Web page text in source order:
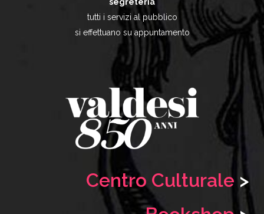
segreteria
tutti i servizi al pubblico
si effettuano su appuntamento
Centro Culturale >